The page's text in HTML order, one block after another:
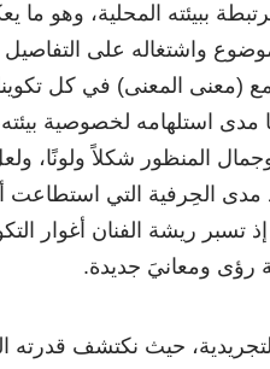
ببيئته المحلية، وهو ما
واشتغاله على
مع (معنى المعنى) في كل
مدى استلهامه لخصوصية
المنظور شكلاً ولونًا،
الحِرفية التي استطاعت
تسبر ريشة الفنان أغوار
رؤى ومعانيَ جديدة.
حيث نكتشف قدرته